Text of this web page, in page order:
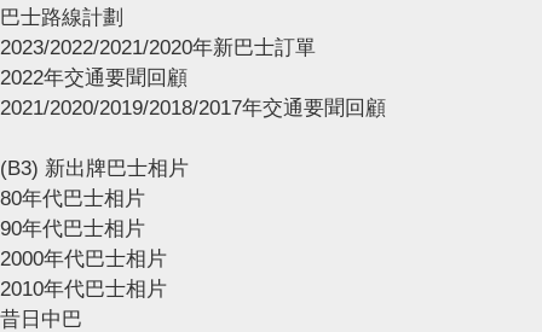
巴士路線計劃
2023/2022/2021/2020年新巴士訂單
2022年交通要聞回顧
2021/2020/2019/2018/2017年交通要聞回顧
(B3) 新出牌巴士相片
80年代巴士相片
90年代巴士相片
2000年代巴士相片
2010年代巴士相片
昔日中巴